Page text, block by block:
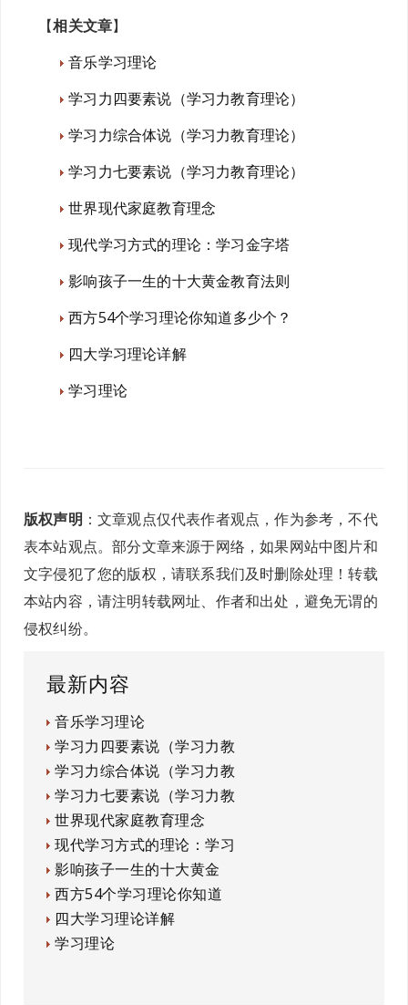
【相关文章】
音乐学习理论
学习力四要素说（学习力教育理论）
学习力综合体说（学习力教育理论）
学习力七要素说（学习力教育理论）
世界现代家庭教育理念
现代学习方式的理论：学习金字塔
影响孩子一生的十大黄金教育法则
西方54个学习理论你知道多少个？
四大学习理论详解
学习理论
版权声明 ：文章观点仅代表作者观点，作为参考，不代
表本站观点。部分文章来源于网络，如果网站中图片和
文字侵犯了您的版权，请联系我们及时删除处理！转载
本站内容，请注明转载网址、作者和出处，避免无谓的
侵权纠纷。
最新内容
音乐学习理论
学习力四要素说（学习力教
学习力综合体说（学习力教
学习力七要素说（学习力教
世界现代家庭教育理念
现代学习方式的理论：学习
影响孩子一生的十大黄金
西方54个学习理论你知道
四大学习理论详解
学习理论